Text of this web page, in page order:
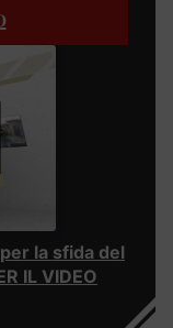
la sfida del
IL VIDEO